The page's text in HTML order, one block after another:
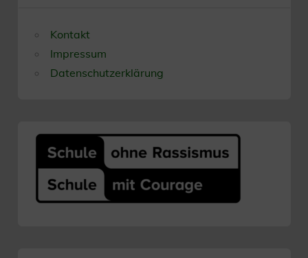
Kontakt
Impressum
Datenschutzerklärung